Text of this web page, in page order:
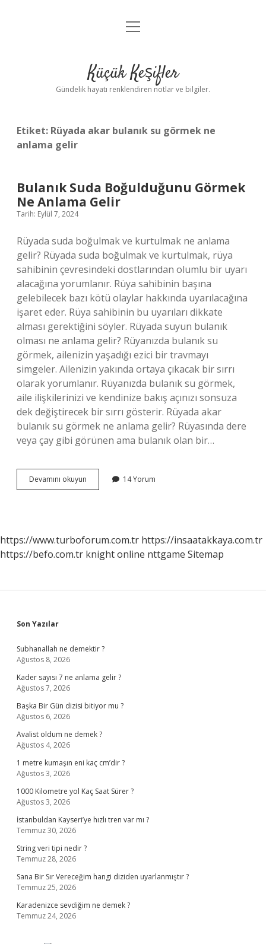
Anasayfa
Yasal Uyarı
menüyü
Küçük Keşifler
Gündelik hayatı renklendiren notlar ve bilgiler.
Etiket: Rüyada akar bulanık su görmek ne
anlama gelir
Bulanık Suda Boğulduğunu Görmek
Ne Anlama Gelir
Tarih: Eylül 7, 2024
Rüyada suda boğulmak ve kurtulmak ne anlama
gelir? Rüyada suda boğulmak ve kurtulmak, rüya
sahibinin çevresindeki dostlarından olumlu bir uyarı
alacağına yorumlanır. Rüya sahibinin başına
gelebilecek bazı kötü olaylar hakkında uyarılacağına
işaret eder. Rüya sahibinin bu uyarıları dikkate
alması gerektiğini söyler. Rüyada suyun bulanık
olması ne anlama gelir? Rüyanızda bulanık su
görmek, ailenizin yaşadığı ezici bir travmayı
simgeler. Ailenizin yakında ortaya çıkacak bir sırrı
olarak yorumlanır. Rüyanızda bulanık su görmek,
aile ilişkilerinizi ve kendinize bakış açınızı sonsuza
dek değiştirecek bir sırrı gösterir. Rüyada akar
bulanık su görmek ne anlama gelir? Rüyasında dere
veya çay gibi görünen ama bulanık olan bir…
Devamını okuyun
Suda
Gelir
14 Yorum
https://www.turboforum.com.tr https://insaatakkaya.com.tr
https://befo.com.tr knight online nttgame Sitemap
Sidebar
Son Yazılar
Subhanallah ne demektir ?
Ağustos 8, 2026
Kader sayısı 7 ne anlama gelir ?
Ağustos 7, 2026
Başka Bir Gün dizisi bitiyor mu ?
Ağustos 6, 2026
Avalist oldum ne demek ?
Ağustos 4, 2026
1 metre kumaşın eni kaç cm’dir ?
Ağustos 3, 2026
1000 Kilometre yol Kaç Saat Sürer ?
Ağustos 3, 2026
İstanbuldan Kayseri’ye hızlı tren var mı ?
Temmuz 30, 2026
String veri tipi nedir ?
Temmuz 28, 2026
Sana Bir Sır Vereceğim hangi diziden uyarlanmıştır ?
Temmuz 25, 2026
Karadenizce sevdiğim ne demek ?
Temmuz 24, 2026